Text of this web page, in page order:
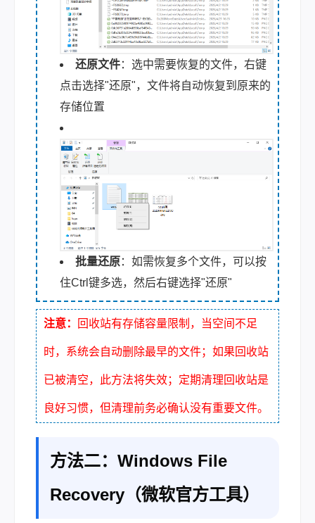
还原文件：选中需要恢复的文件，右键
点击选择"还原"，文件将自动恢复到原来的
存储位置
批量还原 ：如需恢复多个文件，可以按
住Ctrl键多选，然后右键选择"还原"
注意： 回收站有存储容量限制，当空间不足
时，系统会自动删除最早的文件；如果回收站
已被清空，此方法将失效；定期清理回收站是
良好习惯，但清理前务必确认没有重要文件。
方法二：Windows File
Recovery（微软官方工具）